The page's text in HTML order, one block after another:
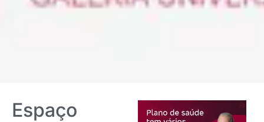
Espaço